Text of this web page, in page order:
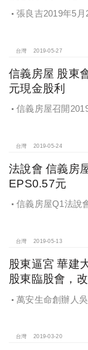
張良吉2019年5
台灣 2019-05-27
信義房屋 股東
元現金股利
信義房屋召開
台灣 2019-05-24
法說會 信義房
EPS0.57元
信義房屋Q1法說
台灣 2019-05-13
股東逼宮 華建
股東臨股會，
萬安生命創辦人
台灣 2019-03-20